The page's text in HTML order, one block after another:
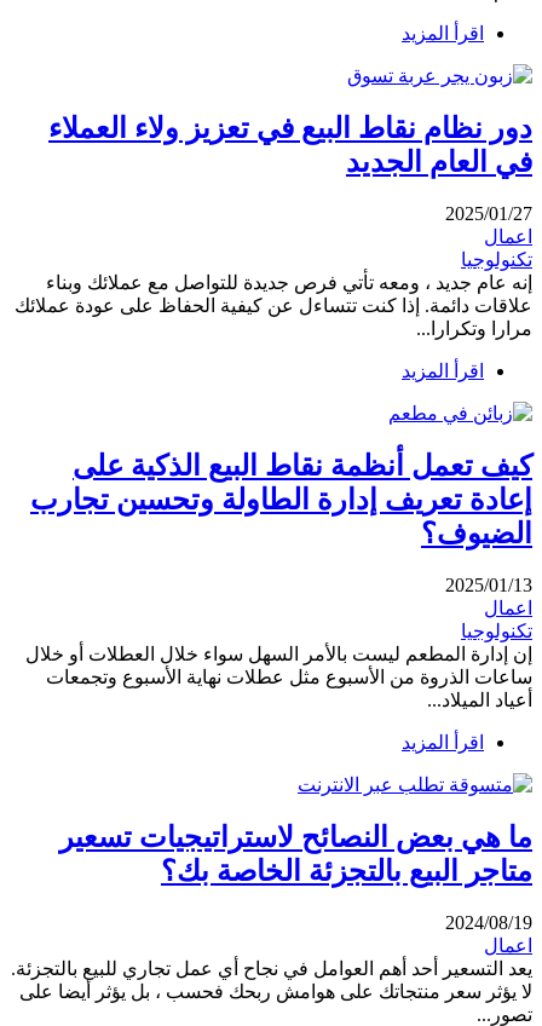
اقرأ المزيد
دور نظام نقاط البيع في تعزيز ولاء العملاء
في العام الجديد
2025/01/27
اعمال
تكنولوجيا
إنه عام جديد ، ومعه تأتي فرص جديدة للتواصل مع عملائك وبناء
علاقات دائمة. إذا كنت تتساءل عن كيفية الحفاظ على عودة عملائك
مرارا وتكرارا...
اقرأ المزيد
كيف تعمل أنظمة نقاط البيع الذكية على
إعادة تعريف إدارة الطاولة وتحسين تجارب
الضيوف؟
2025/01/13
اعمال
تكنولوجيا
إن إدارة المطعم ليست بالأمر السهل سواء خلال العطلات أو خلال
ساعات الذروة من الأسبوع مثل عطلات نهاية الأسبوع وتجمعات
أعياد الميلاد...
اقرأ المزيد
ما هي بعض النصائح لاستراتيجيات تسعير
متاجر البيع بالتجزئة الخاصة بك؟
2024/08/19
اعمال
يعد التسعير أحد أهم العوامل في نجاح أي عمل تجاري للبيع بالتجزئة.
لا يؤثر سعر منتجاتك على هوامش ربحك فحسب ، بل يؤثر أيضا على
تصور...